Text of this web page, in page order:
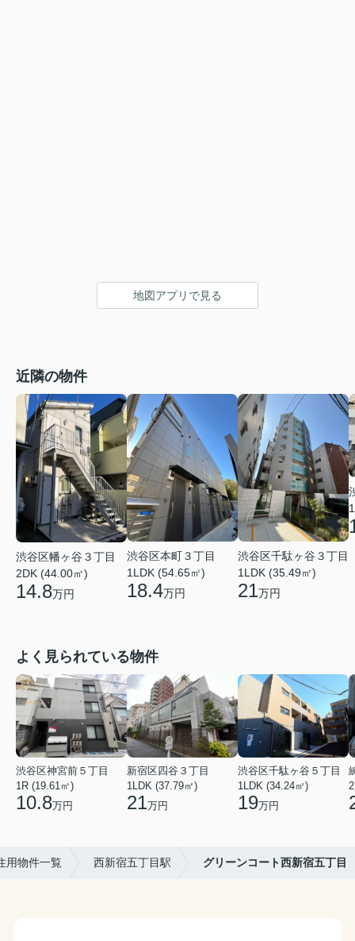
地図アプリで見る
近隣の物件
渋谷区幡ヶ谷３丁目
2DK (44.00㎡)
14.8万円
渋谷区本町３丁目
1LDK (54.65㎡)
18.4万円
渋谷区千駄ヶ谷３丁目
1LDK (35.49㎡)
21万円
よく見られている物件
渋谷区神宮前５丁目
1R (19.61㎡)
10.8万円
新宿区四谷３丁目
1LDK (37.79㎡)
21万円
渋谷区千駄ヶ谷５丁目
1LDK (34.24㎡)
19万円
用物件一覧 西新宿五丁目駅 グリーンコート西新宿五丁目